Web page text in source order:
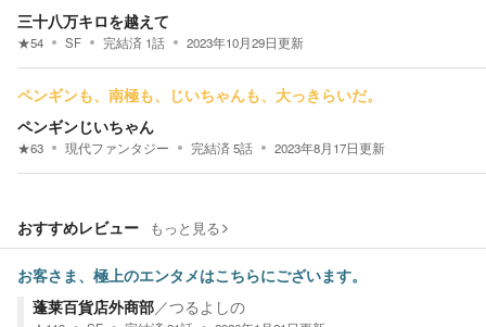
三十八万キロを越えて
★54 SF 完結済 1話 2023年10月29日更新
ペンギンも、南極も、じいちゃんも、大っきらいだ。
ペンギンじいちゃん
★63 現代ファンタジー 完結済5話 2023年8月17日更新
おすすめレビュー もっと見る
お客さま、極上のエンタメはこちらにございます。
蓬莱百貨店外商部／つるよしの